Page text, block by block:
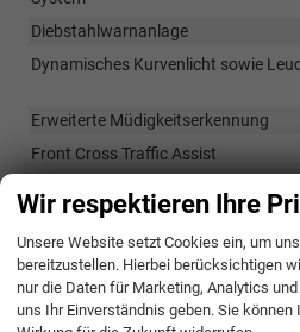
Diebstahlwarnanlage
Dynamisches Kurvenlicht sowie
Erweiterte Müdigkeitserkennung
Front Cross Traffic Assist
Kindersitzen auf der Rückbank)
Kopfairbagsystem inkl.
sowie Centerairbag vorne
Memory-Funktion in Verbindung mit
Wir respektieren Ihre
Unsere Website setzt Cookies ein, um
bereitzustellen. Hierbei berücksichtigen
nur die Daten für Marketing, Analytics
uns Ihr Einverständnis geben. Sie